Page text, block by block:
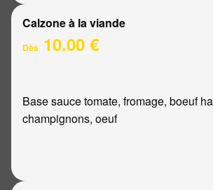
Calzone à la viande
Dès 10.00 €
Base sauce tomate, fromage, boeuf
champignons, oeuf